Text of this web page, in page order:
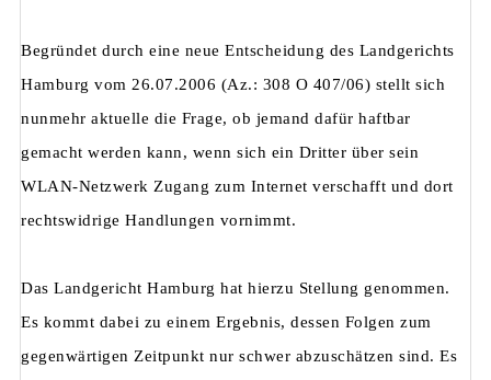
Begründet durch eine neue Entscheidung des Landgerichts
Hamburg vom 26.07.2006 (Az.: 308 O 407/06) stellt sich
nunmehr aktuelle die Frage, ob jemand dafür haftbar
gemacht werden kann, wenn sich ein Dritter über sein
WLAN-Netzwerk Zugang zum Internet verschafft und dort
rechtswidrige Handlungen vornimmt.
Das Landgericht Hamburg hat hierzu Stellung genommen.
Es kommt dabei zu einem Ergebnis, dessen Folgen zum
gegenwärtigen Zeitpunkt nur schwer abzuschätzen sind. Es